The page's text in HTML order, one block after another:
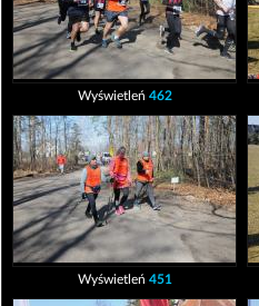
Wyświetleń 462
Wyświetleń 451